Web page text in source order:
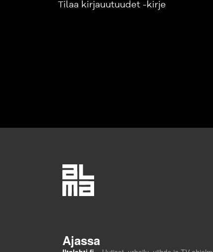
Tilaa kirjauutuudet -kirje